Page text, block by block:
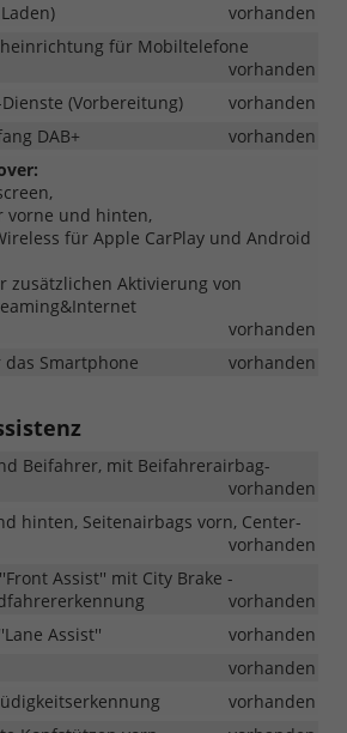
vorhanden
für Mobiltelefone
vorhanden
(Vorbereitung)
vorhanden
DAB+
vorhanden
vorne und hinten,
für Apple CarPlay und Android
zusätzlichen Aktivierung von
vorhanden
Smartphone
vorhanden
Beifahrer, mit Beifahrerairbag-
vorhanden
hinten, Seitenairbags vorn, Center-
vorhanden
Assist'' mit City Brake -
vorhanden
Assist''
vorhanden
vorhanden
vorhanden